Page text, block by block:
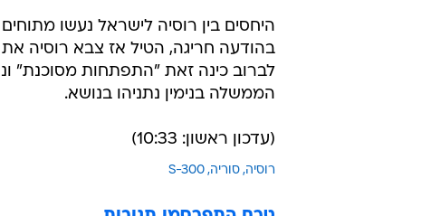
בהודעה חריגה, הטיל אז צבא רוסיה את
לברוב כינה זאת "התפתחות מסוכנת"
הממשלה בנימין נתניהו בנושא.
(עדכון ראשון: 10:33)
רוסיה סוריה S-300